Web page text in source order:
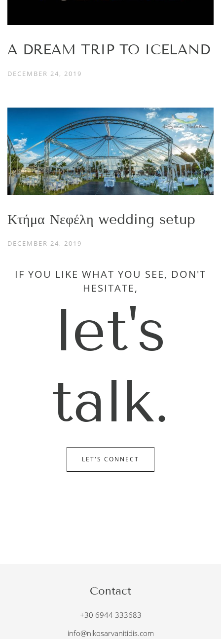
A DREAM TRIP TO ICELAND
DECEMBER 24, 2019
Κτήμα Νεφέλη wedding setup
DECEMBER 24, 2019
IF YOU LIKE WHAT YOU SEE, DON'T
HESITATE,
let's
talk.
LET'S CONNECT
Contact
+30 6944 333683
info@nikosarvanitidis.com